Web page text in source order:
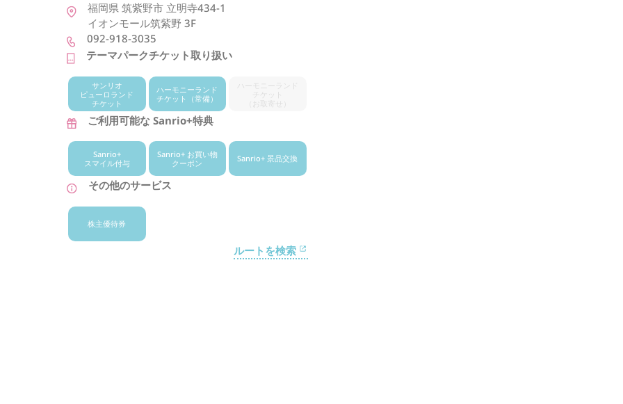
福岡県 筑紫野市 立明寺434-1
イオンモール筑紫野 3F
092-918-3035
テーマパークチケット取り扱い
サンリオ
ピューロランド
チケット
ハーモニーランド
チケット
（常備）
ランド
（お取寄せ）
ご利用可能な Sanrio+特典
Sanrio+
スマイル付与
Sanrio+ お買い物
クーポン
Sanrio+ 景品交換
その他のサービス
株主優待券
ルートを検索